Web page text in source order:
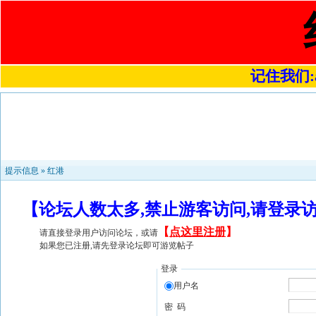
记住我们
提示信息 » 红港
【论坛人数太多,禁止游客访问,请登
请直接登录用户访问论坛，或请 【 点这里注册】
如果您已注册,请先登录论坛即可游览帖子
登录
用户名
密 码